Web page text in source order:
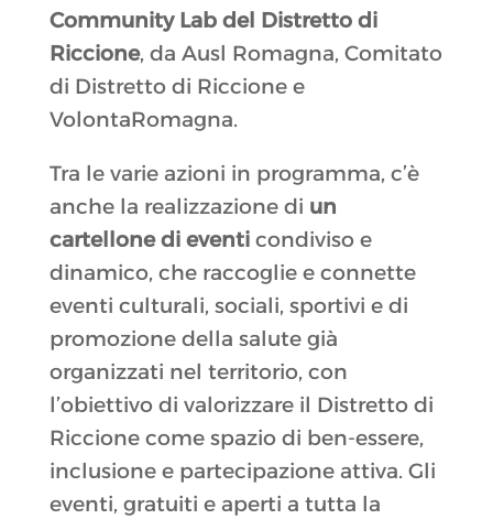
Community Lab del Distretto di
Riccione, da Ausl Romagna, Comitato
di Distretto di Riccione e
VolontaRomagna.
Tra le varie azioni in programma, c’è
anche la realizzazione di un
cartellone di eventicondiviso e
dinamico, che raccoglie e connette
eventi culturali, sociali, sportivi e di
promozione della salute già
organizzati nel territorio, con
l’obiettivo di valorizzare il Distretto di
Riccione come spazio di ben-essere,
inclusione e partecipazione attiva. Gli
eventi, gratuiti e aperti a tutta la